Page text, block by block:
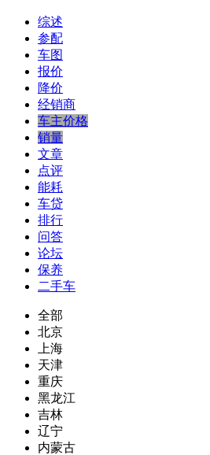
综述
参配
车图
报价
降价
经销商
车主价格
销量
文章
点评
能耗
车贷
排行
问答
论坛
保养
二手车
全部
北京
上海
天津
重庆
黑龙江
吉林
辽宁
内蒙古